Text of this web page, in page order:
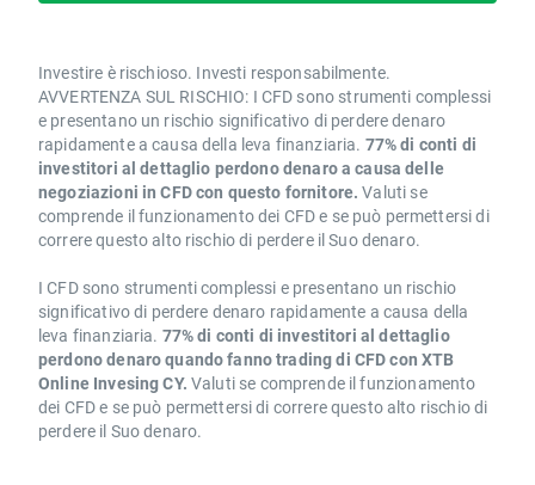
Investire è rischioso. Investi responsabilmente.
AVVERTENZA SUL RISCHIO: I CFD sono strumenti complessi
e presentano un rischio significativo di perdere denaro
rapidamente a causa della leva finanziaria. 77% di conti di
investitori al dettaglio perdono denaro a causa delle
negoziazioni in CFD con questo fornitore. Valuti se
comprende il funzionamento dei CFD e se può permettersi di
correre questo alto rischio di perdere il Suo denaro.
I CFD sono strumenti complessi e presentano un rischio
significativo di perdere denaro rapidamente a causa della
leva finanziaria. 77% di conti di investitori al dettaglio
perdono denaro quando fanno trading di CFD con XTB
Online Invesing CY. Valuti se comprende il funzionamento
dei CFD e se può permettersi di correre questo alto rischio di
perdere il Suo denaro.